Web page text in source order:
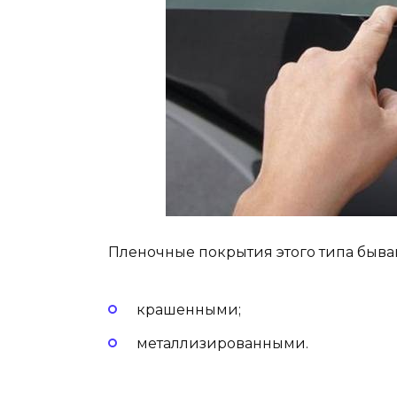
Пленочные покрытия этого типа
крашенными;
металлизированными.